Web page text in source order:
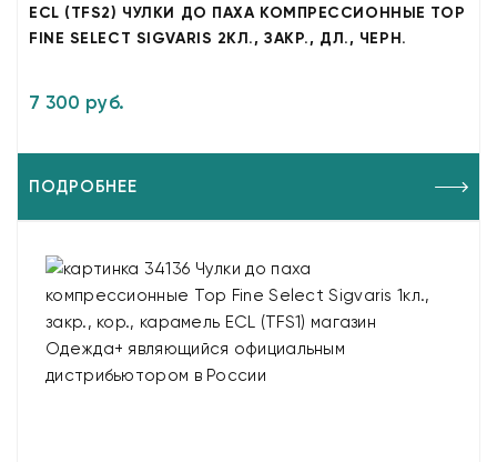
ECL (TFS2) ЧУЛКИ ДО ПАХА КОМПРЕССИОННЫЕ TOP
FINE SELECT SIGVARIS 2КЛ., ЗАКР., ДЛ., ЧЕРН.
7 300 руб.
ПОДРОБНЕЕ